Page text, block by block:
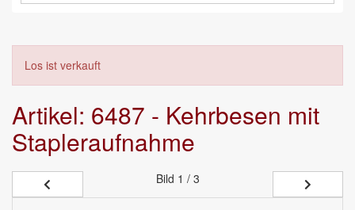
Los ist verkauft
Artikel: 6487 - Kehrbesen mit
Stapleraufnahme
Bild 1 / 3